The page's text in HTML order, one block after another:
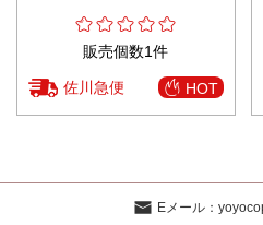
販売個数1件
佐川急便 HOT
Eメール：